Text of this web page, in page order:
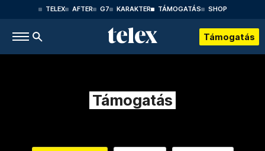
TELEX AFTER G7 KARAKTER TÁMOGATÁS SHOP
Támogatás
Támogatás